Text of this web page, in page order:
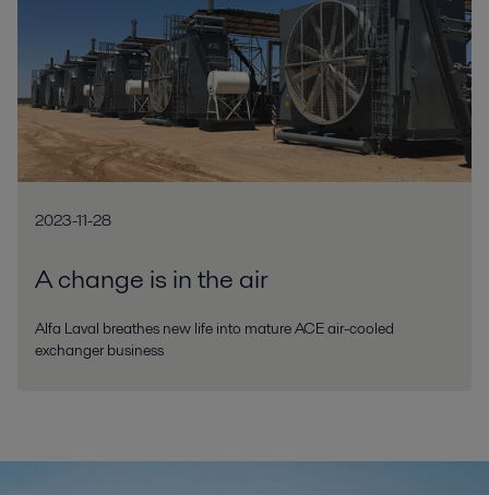
2023-11-28
A change is in the air
Alfa Laval breathes new life into mature ACE air-cooled
exchanger business